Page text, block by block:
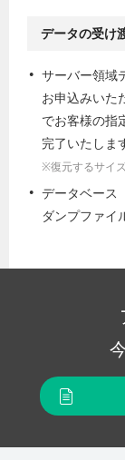
データの受け
サーバー領域
お申込みいた
でお客様の指
完了いたしま
※復元するサイ
データベース
ダンプファイ